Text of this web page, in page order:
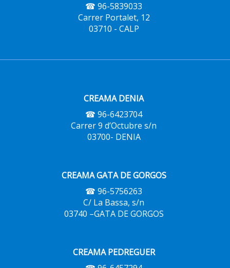
☎ 96-5839033
Carrer Portalet, 12
03710 - CALP
CREAMA DENIA
☎ 96-6423704
Carrer 9 d’Octubre s/n
03700- DENIA
CREAMA GATA DE GORGOS
☎ 96-5756263
C/ La Bassa, s/n
03740 –GATA DE GORGOS
CREAMA PEDREGUER